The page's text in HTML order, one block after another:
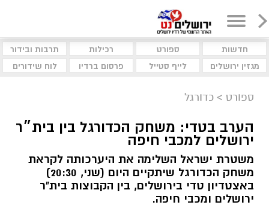
חדשות ספורט רכילות
תרבות ובידור
מגזין ירושלים
לייף סטייל פרסום ברדיו לוח שידורים
ספורט > כדורגל
הערב בטדי: משחק הכדורגל בין בית״ר
ירושלים למכבי חיפה
משטרת ישראל השלימה את היערכותה לקראת
משחק הכדורגל שיתקיים היום (שני, 20:30)
באצטדיון טדי בירושלים, בין הקבוצות בית"ר
ירושלים ומכבי חיפה.